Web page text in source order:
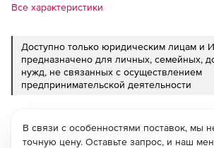
Все характеристики
Доступно только юридическим лицам и
предназначено для личных, семейных,
нужд, не связанных с осуществлением
предпринимательской деятельности
В связи с особенностями поставок, мы
точную цену. Оставьте запрос, и наш